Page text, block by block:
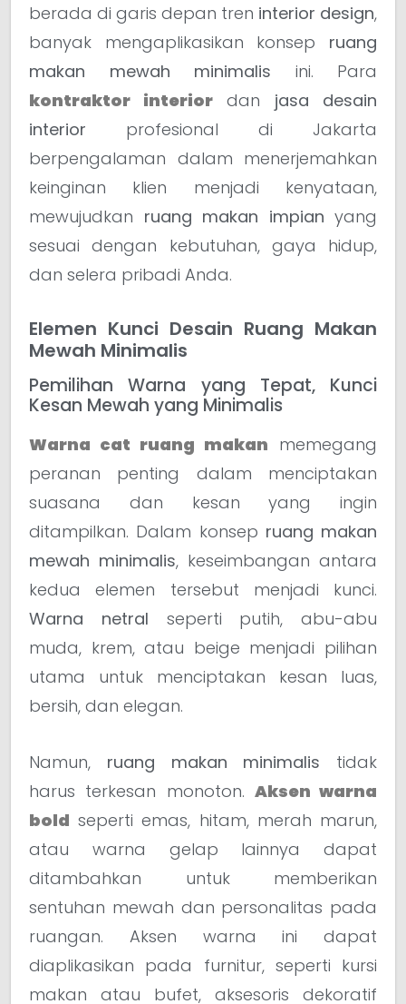
berada di garis depan tren interior design,
banyak mengaplikasikan konsep ruang
makan mewah minimalis ini. Para
kontraktor interiordan jasa desain
interior profesional di Jakarta
berpengalaman dalam menerjemahkan
keinginan klien menjadi kenyataan,
mewujudkan ruang makan impian yang
sesuai dengan kebutuhan, gaya hidup,
dan selera pribadi Anda.
Elemen Kunci Desain Ruang Makan
Mewah Minimalis
Pemilihan Warna yang Tepat, Kunci
Kesan Mewah yang Minimalis
Warna cat ruang makan memegang
peranan penting dalam menciptakan
suasana dan kesan yang ingin
ditampilkan. Dalam konsep ruang makan
mewah minimalis, keseimbangan antara
kedua elemen tersebut menjadi kunci.
Warna netral seperti putih, abu-abu
muda, krem, atau beige menjadi pilihan
utama untuk menciptakan kesan luas,
bersih, dan elegan.
Namun, ruang makan minimalis tidak
harus terkesan monoton. Aksen warna
bold seperti emas, hitam, merah marun,
atau warna gelap lainnya dapat
ditambahkan untuk memberikan
sentuhan mewah dan personalitas pada
ruangan. Aksen warna ini dapat
diaplikasikan pada furnitur, seperti kursi
makan atau bufet, aksesoris dekoratif